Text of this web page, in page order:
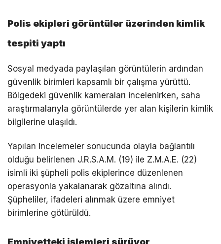
Polis ekipleri görüntüler üzerinden kimlik
tespiti yaptı
Sosyal medyada paylaşılan görüntülerin ardından
güvenlik birimleri kapsamlı bir çalışma yürüttü.
Bölgedeki güvenlik kameraları incelenirken, saha
araştırmalarıyla görüntülerde yer alan kişilerin kimlik
bilgilerine ulaşıldı.
Yapılan incelemeler sonucunda olayla bağlantılı
olduğu belirlenen J.R.S.A.M. (19) ile Z.M.A.E. (22)
isimli iki şüpheli polis ekiplerince düzenlenen
operasyonla yakalanarak gözaltına alındı.
Şüpheliler, ifadeleri alınmak üzere emniyet
birimlerine götürüldü.